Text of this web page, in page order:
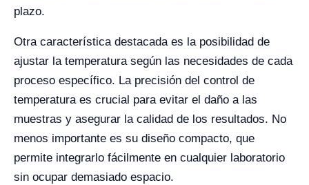
plazo.
Otra característica destacada es la posibilidad de
ajustar la temperatura según las necesidades de cada
proceso específico. La precisión del control de
temperatura es crucial para evitar el daño a las
muestras y asegurar la calidad de los resultados. No
menos importante es su diseño compacto, que
permite integrarlo fácilmente en cualquier laboratorio
sin ocupar demasiado espacio.